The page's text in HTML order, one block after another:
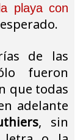
playa con
de las
fueron
que todas
adelante
, sin